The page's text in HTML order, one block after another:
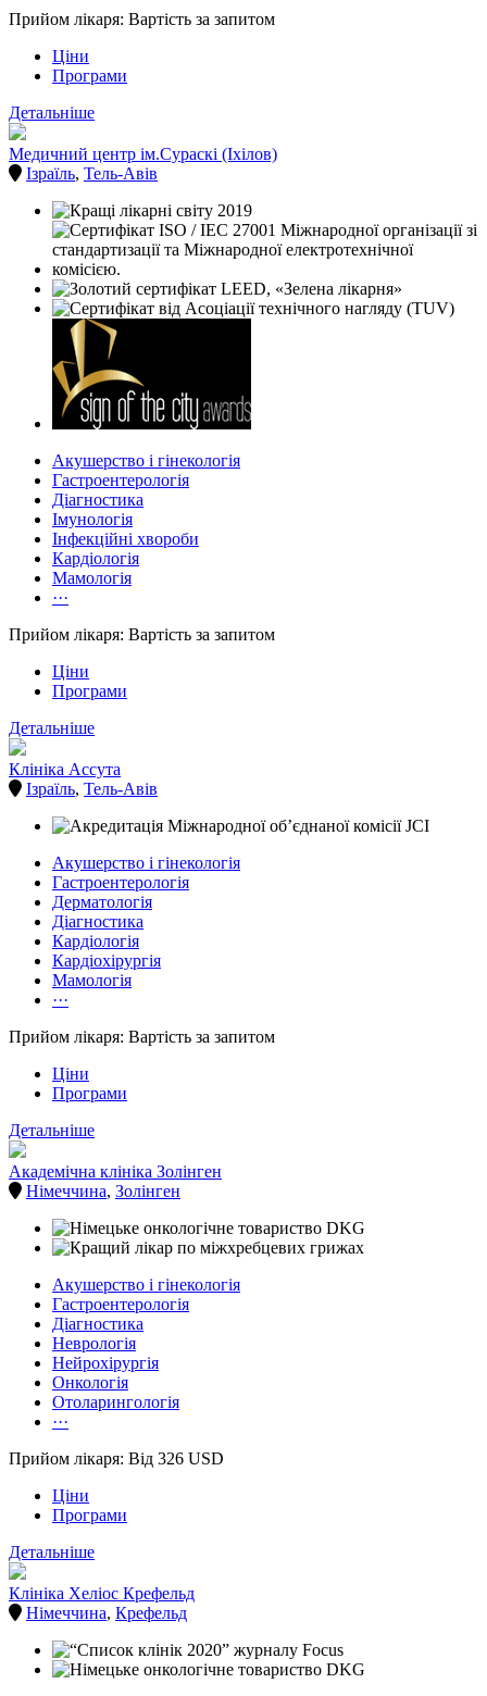
Прийом лікаря: Вартість за запитом
Ціни
Програми
Детальніше
Медичний центр ім.Сураскі (Іхілов)
Ізраїль, Тель-Авів
Акушерство і гінекологія
Гастроентерологія
Діагностика
Імунологія
Інфекційні хвороби
Кардіологія
Мамологія
···
Прийом лікаря: Вартість за запитом
Ціни
Програми
Детальніше
Клініка Ассута
Ізраїль, Тель-Авів
Акушерство і гінекологія
Гастроентерологія
Дерматологія
Діагностика
Кардіологія
Кардіохірургія
Мамологія
···
Прийом лікаря: Вартість за запитом
Ціни
Програми
Детальніше
Академічна клініка Золінген
Німеччина, Золінген
Акушерство і гінекологія
Гастроентерологія
Діагностика
Неврологія
Нейрохірургія
Онкологія
Отоларингологія
···
Прийом лікаря: Від 326 USD
Ціни
Програми
Детальніше
Клініка Хеліос Крефельд
Німеччина, Крефельд